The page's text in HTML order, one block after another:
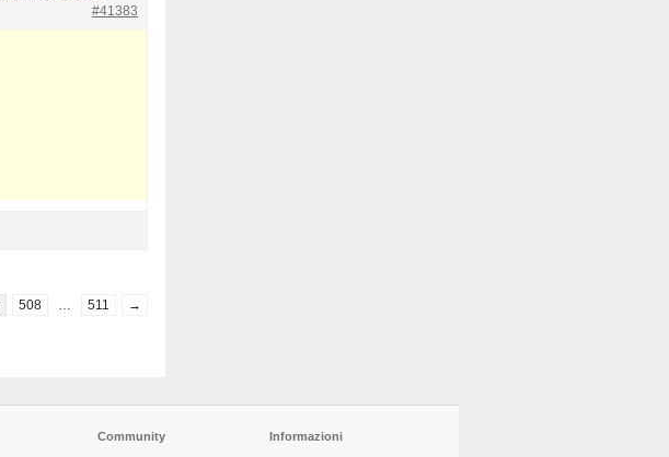
#41383
508 … 511 →
Community
Informazioni